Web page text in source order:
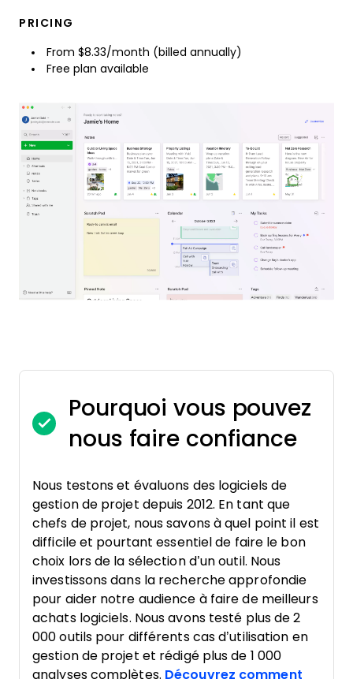
PRICING
From $8.33/month (billed annually)
Free plan available
Pourquoi vous pouvez
nous faire confiance
Nous testons et évaluons des logiciels de
gestion de projet depuis 2012. En tant que
chefs de projet, nous savons à quel point il est
difficile et pourtant essentiel de faire le bon
choix lors de la sélection d’un outil. Nous
investissons dans la recherche approfondie
pour aider notre audience à faire de meilleurs
achats logiciels. Nous avons testé plus de 2
000 outils pour différents cas d’utilisation en
gestion de projet et rédigé plus de 1 000
analyses complètes. Découvrez comment